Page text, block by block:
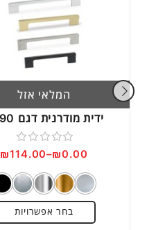
המלאי אזל
ידית מודרנית דגם 6590
דורג
0
מתוך
5
₪0.00
–
₪114.00
בחר אפשרויות